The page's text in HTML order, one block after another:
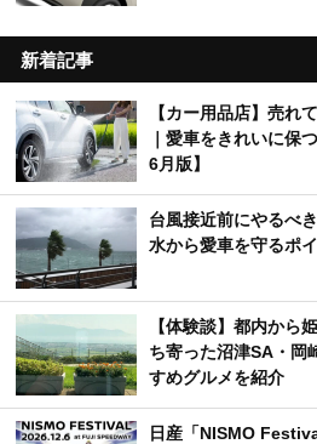
新着記事
【カー用品店】売れ
｜愛車をきれいに保
6月版】
台風接近前にやるべ
水から愛車を守るポ
【体験談】都内から
ち寄った沼津SA・岡
すめグルメを紹介
日産「NISMO